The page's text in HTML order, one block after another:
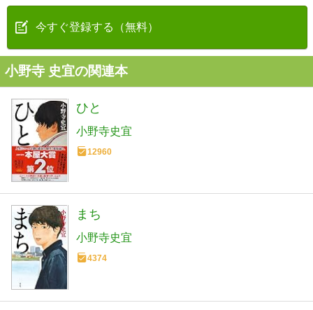
今すぐ登録する（無料）
小野寺 史宜の関連本
ひと
小野寺史宜
12960
まち
小野寺史宜
4374